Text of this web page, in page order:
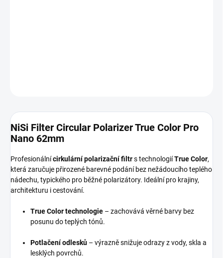
NiSi Filter Circular Polarizer True Color Pro
Nano 62mm
Profesionálnícirkulární polarizační filtrs technologiíTrue Color,
která zaručuje přirozené barevné podání bez nežádoucího teplého
nádechu, typického pro běžné polarizátory. Ideální pro krajiny,
architekturu i cestování.
True Color technologie – zachovává věrné barvy bez
posunu do teplých tónů.
Potlačení odlesků – výrazně snižuje odrazy z vody, skla a
lesklých povrchů.